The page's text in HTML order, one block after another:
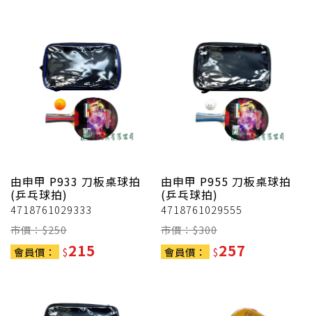
由申甲 P933 刀板桌球拍
(乒乓球拍)
4718761029333
市價：$250
會員價：
$215
由申甲 P955 刀板桌球拍
(乒乓球拍)
4718761029555
市價：$300
會員價：
$257